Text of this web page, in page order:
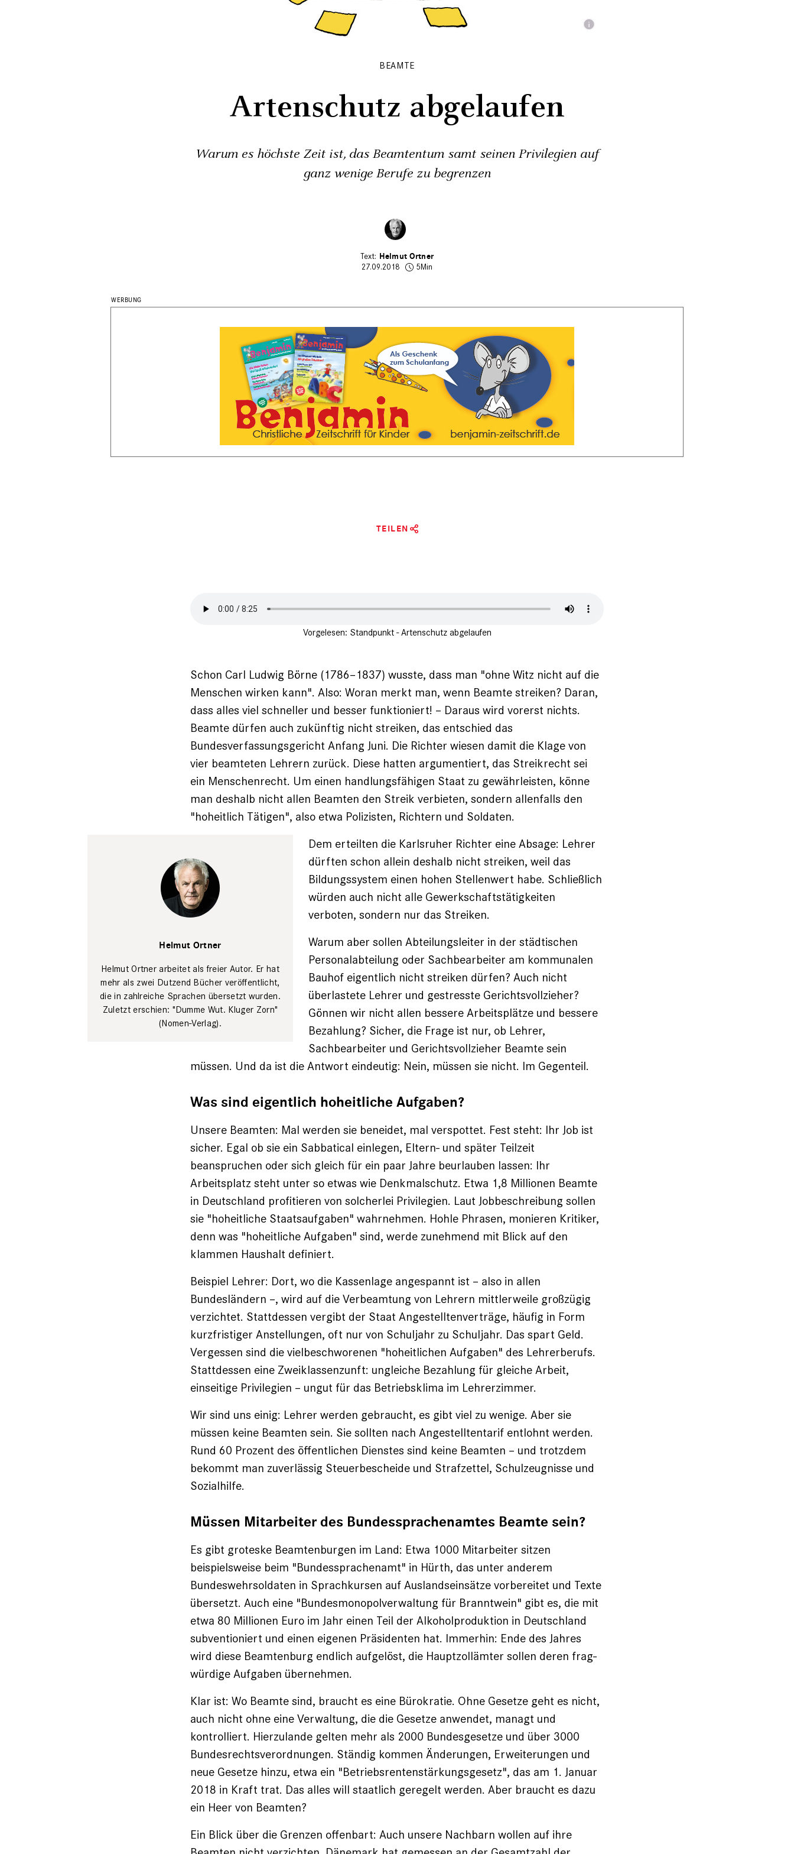
BEAMTE
Artenschutz abgelaufen
Warum es höchste Zeit ist, das Beamtentum samt seinen Privilegien auf
ganz wenige Berufe zu begrenzen
Helmut Ortner
27.09.2018
5Min
TEILEN
Vorgelesen: Standpunkt - Artenschutz abgelaufen
Schon Carl Ludwig Börne (1786–1837) wusste, dass man "ohne Witz nicht auf die
Menschen wirken kann". Also: Woran merkt man, wenn Beamte ­streiken? Daran,
dass alles viel ­schneller und besser funktioniert! – Daraus wird vorerst nichts.
Beamte dürfen auch zukünftig nicht streiken, das entschied das
Bundesverfassungs­gericht Anfang Juni. Die Richter ­wiesen damit die Klage von
vier beamteten Lehrern zurück. Diese hatten argumentiert, das Streikrecht sei
ein Menschenrecht. Um einen handlungsfähigen Staat zu gewährleisten, könne
man deshalb nicht allen Beamten den Streik verbieten, sondern allenfalls den
"hoheitlich Tätigen", also etwa Polizisten, Richtern und Soldaten.
Helmut Ortner
Helmut Ortner arbeitet als freier ­Autor. Er hat
mehr als zwei Dutzend Bücher veröffentlicht,
die in zahlreiche Sprachen übersetzt wurden.
Zuletzt erschien: "Dumme Wut. Kluger Zorn"
(Nomen-Verlag).
Dem erteilten die Karlsruher Richter eine Absage: Lehrer
dürften schon allein deshalb nicht streiken, weil das
Bildungssystem einen hohen Stellenwert habe. Schließlich
würden auch nicht alle Gewerkschaftstätigkeiten
verboten, sondern nur das Streiken.
Warum aber sollen Abteilungs­leiter in der städtischen
Personalab­teilung oder Sachbearbeiter am kommuna­len
Bauhof eigentlich nicht streiken ­dürfen? Auch nicht
überlastete ­Lehrer und gestresste Gerichtsvoll­zieher?
Gönnen wir nicht allen bessere ­Ar­beitsplätze und bessere
Bezahlung? Sicher, die Frage ist nur, ob Lehrer,
Sachbearbeiter und Gerichtsvoll­zieher Beamte sein
müssen. Und da ist die Antwort eindeutig: Nein, müssen sie nicht. Im Gegenteil.
Was sind eigentlich hoheitliche Aufgaben?
Unsere Beamten: Mal werden sie beneidet, mal verspottet. Fest steht: Ihr Job ist
sicher. Egal ob sie ein Sabbatical einlegen, Eltern- und später Teilzeit
beanspruchen oder sich gleich für ein paar Jahre beurlauben lassen: Ihr
Arbeitsplatz steht unter so etwas wie Denkmalschutz. Etwa 1,8 Millionen Beamte
in Deutschland profitieren von solcherlei Privilegien. Laut Jobbeschreibung sollen
sie "hoheitliche Staatsaufgaben" wahrnehmen. Hohle ­Phrasen, monieren Kritiker,
denn was "hoheitliche Aufgaben" sind, werde zunehmend mit Blick auf den
klammen Haushalt definiert.
Beispiel Lehrer: Dort, wo die Kassenlage angespannt ist – also in allen
Bundesländern –, wird auf die Verbeamtung von Lehrern mittlerweile großzügig
verzichtet. Stattdessen vergibt der Staat Angestelltenverträge, häufig in Form
kurzfristiger Anstellungen, oft nur von Schuljahr zu Schuljahr. Das spart Geld.
Vergessen sind die vielbeschworenen "hoheitlichen Aufgaben" des Lehrerberufs.
Stattdessen eine Zweiklassenzunft: ungleiche Bezahlung für gleiche Arbeit,
einseitige Privilegien – ungut für das Betriebsklima im Lehrerzimmer.
Wir sind uns einig: Lehrer werden gebraucht, es gibt viel zu wenige. Aber sie
müssen keine Beamten sein. Sie sollten nach Angestelltentarif entlohnt werden.
Rund 60 Prozent des öffentlichen Dienstes sind keine Beamten – und trotzdem
bekommt man zuverlässig Steuerbescheide und Strafzettel, Schulzeugnisse und
Sozialhilfe.
Müssen ­Mitarbeiter des Bundes­sprachen­amtes Beamte sein?
Es gibt groteske Beamtenburgen im Land: Etwa 1000 Mitarbeiter sitzen
beispielsweise beim "Bundessprachenamt" in Hürth, das unter anderem
Bundeswehrsoldaten in Sprachkursen auf Auslandseinsätze vorbereitet und Texte
übersetzt. Auch eine "Bundesmonopolverwaltung für Branntwein" gibt es, die mit
etwa 80 Millionen Euro im Jahr einen Teil der Alkohol­produktion in Deutschland
subventio­niert und einen eigenen Präsidenten hat. Immerhin: Ende des Jahres
wird ­diese Beamtenburg endlich aufgelöst, die Hauptzollämter sollen deren frag­
würdige Aufgaben übernehmen.
Klar ist: Wo Beamte sind, braucht es eine Bürokratie. Ohne Gesetze geht es nicht,
auch nicht ohne eine Verwaltung, die die Gesetze anwendet, managt und
kontrolliert. Hierzulande gelten mehr als 2000 Bundesgesetze und über 3000
Bundesrechtsverordnungen. Ständig kommen Änderungen, Erweiterungen und
neue Gesetze hinzu, etwa ein ­"Betriebsrentenstärkungsgesetz", das am 1. Januar
2018 in Kraft trat. Das alles will staatlich geregelt werden. Aber braucht es dazu
ein Heer von Beamten?
Ein Blick über die Grenzen offen­bart: Auch unsere Nachbarn wollen auf ihre